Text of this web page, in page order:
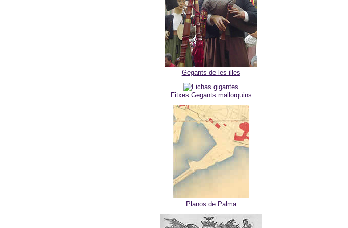
Gegants de les illes
Fitxes Gegants mallorquins
Planos de Palma